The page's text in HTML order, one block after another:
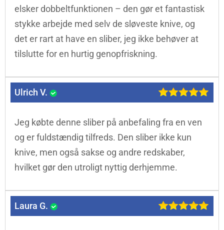
elsker dobbeltfunktionen – den gør et fantastisk
stykke arbejde med selv de sløveste knive, og
det er rart at have en sliber, jeg ikke behøver at
tilslutte for en hurtig genopfriskning.
Ulrich V.
Jeg købte denne sliber på anbefaling fra en ven
og er fuldstændig tilfreds. Den sliber ikke kun
knive, men også sakse og andre redskaber,
hvilket gør den utroligt nyttig derhjemme.
Laura G.